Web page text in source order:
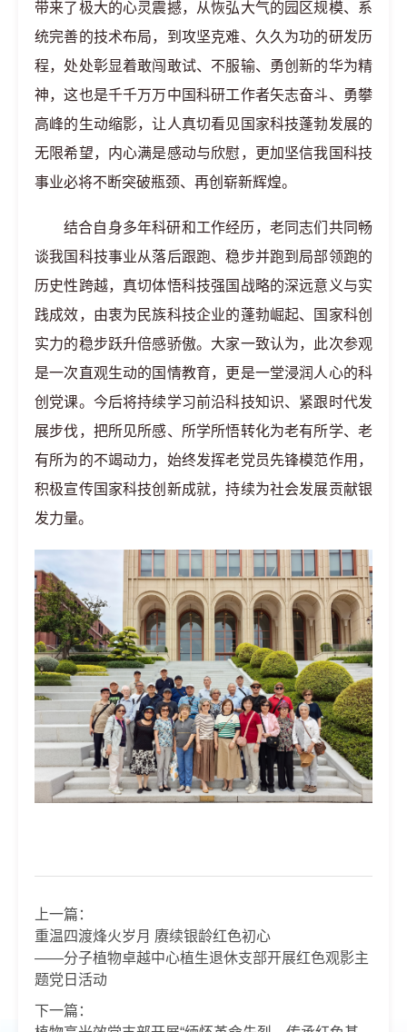
带来了极大的心灵震撼，从恢弘大气的园区规模、系
统完善的技术布局，到攻坚克难、久久为功的研发历
程，处处彰显着敢闯敢试、不服输、勇创新的华为精
神，这也是千千万万中国科研工作者矢志奋斗、勇攀
高峰的生动缩影，让人真切看见国家科技蓬勃发展的
无限希望，内心满是感动与欣慰，更加坚信我国科技
事业必将不断突破瓶颈、再创崭新辉煌。
结合自身多年科研和工作经历，老同志们共同畅
谈我国科技事业从落后跟跑、稳步并跑到局部领跑的
历史性跨越，真切体悟科技强国战略的深远意义与实
践成效，由衷为民族科技企业的蓬勃崛起、国家科创
实力的稳步跃升倍感骄傲。大家一致认为，此次参观
是一次直观生动的国情教育，更是一堂浸润人心的科
创党课。今后将持续学习前沿科技知识、紧跟时代发
展步伐，把所见所感、所学所悟转化为老有所学、老
有所为的不竭动力，始终发挥老党员先锋模范作用，
积极宣传国家科技创新成就，持续为社会发展贡献银
发力量。
上一篇：
重温四渡烽火岁月 赓续银龄红色初心
——分子植物卓越中心植生退休支部开展红色观影主
题党日活动
下一篇：